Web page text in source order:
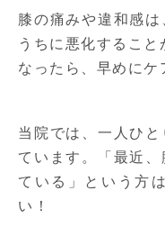
膝の痛みや違和感
うちに悪化するこ
なったら、早めにケ
当院では、一人ひ
ています。「最近
ている」という方
い！